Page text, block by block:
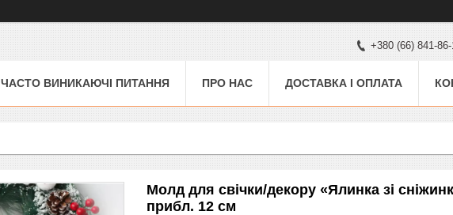
+380 (66) 841-
ЧАСТО ВИНИКАЮЧІ ПИТАННЯ ПРО НАС ДОСТАВКА І ОПЛАТА
Молд для свічки/декору «Ялинка зі
прибл. 12 см